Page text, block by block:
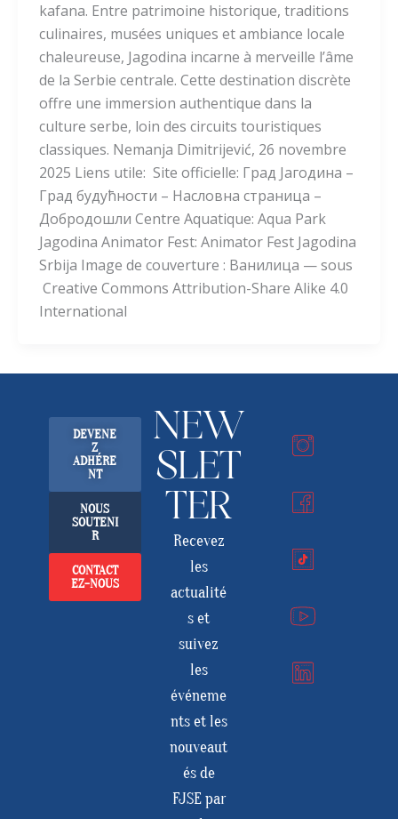
kafana. Entre patrimoine historique, traditions
culinaires, musées uniques et ambiance locale
chaleureuse, Jagodina incarne à merveille l’âme
de la Serbie centrale. Cette destination discrète
offre une immersion authentique dans la
culture serbe, loin des circuits touristiques
classiques. Nemanja Dimitrijević, 26 novembre
2025 Liens utile: Site officielle: Град Јагодина –
Град будућности – Насловна страница –
Добродошли Centre Aquatique: Aqua Park
Jagodina Animator Fest: Animator Fest Jagodina
Srbija Image de couverture : Ванилица — sous
Creative Commons Attribution-Share Alike 4.0
International
DEVENE
Z
ADHÉRE
NT
NOUS
SOUTENI
R
CONTACT
EZ-NOUS
NEW
SLET
TER
Recevez
les
actualité
s et
suivez
les
événeme
nts et les
nouveaut
és de
FJSE par